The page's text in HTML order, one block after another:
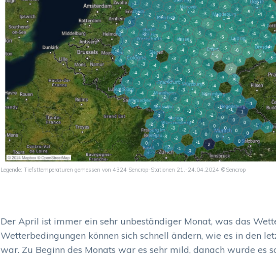
Legende: Tiefsttemperaturen gemessen von 4324 Sencrop-Stationen 21.-24.04.2024 ©Sencrop
Der April ist immer ein sehr unbeständiger Monat, was das
Wetterbedingungen können sich schnell ändern, wie es in den
war. Zu Beginn des Monats war es sehr mild, danach wurde es